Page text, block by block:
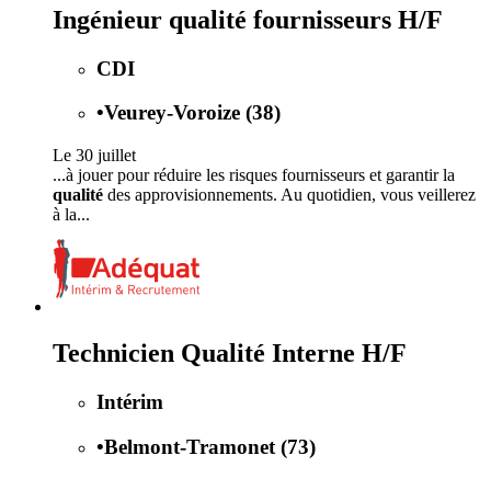
Ingénieur qualité fournisseurs H/F
CDI
•Veurey-Voroize (38)
Le 30 juillet
...à jouer pour réduire les risques fournisseurs et garantir la
qualité des approvisionnements. Au quotidien, vous veillerez
à la...
Technicien Qualité Interne H/F
Intérim
•Belmont-Tramonet (73)